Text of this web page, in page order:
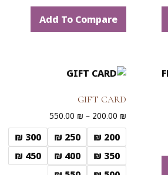
Add To Compare
GIFT CARD
200.00 ₪
–
550.00 ₪
200 ₪
250 ₪
300 ₪
350 ₪
400 ₪
450 ₪